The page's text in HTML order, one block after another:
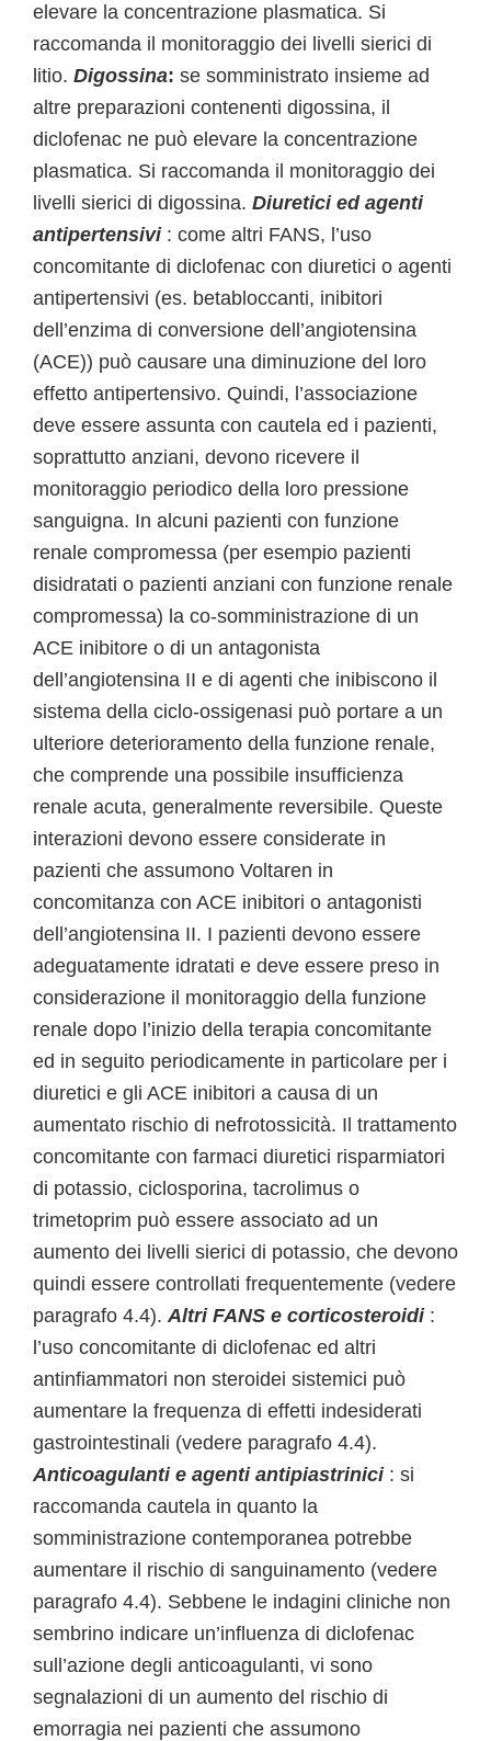
elevare la concentrazione plasmatica. Si
raccomanda il monitoraggio dei livelli sierici di
litio. Digossina: se somministrato insieme ad
altre preparazioni contenenti digossina, il
diclofenac ne può elevare la concentrazione
plasmatica. Si raccomanda il monitoraggio dei
livelli sierici di digossina. Diuretici ed agenti
antipertensivi : come altri FANS, l’uso
concomitante di diclofenac con diuretici o agenti
antipertensivi (es. betabloccanti, inibitori
dell’enzima di conversione dell’angiotensina
(ACE)) può causare una diminuzione del loro
effetto antipertensivo. Quindi, l’associazione
deve essere assunta con cautela ed i pazienti,
soprattutto anziani, devono ricevere il
monitoraggio periodico della loro pressione
sanguigna. In alcuni pazienti con funzione
renale compromessa (per esempio pazienti
disidratati o pazienti anziani con funzione renale
compromessa) la co-somministrazione di un
ACE inibitore o di un antagonista
dell’angiotensina II e di agenti che inibiscono il
sistema della ciclo-ossigenasi può portare a un
ulteriore deterioramento della funzione renale,
che comprende una possibile insufficienza
renale acuta, generalmente reversibile. Queste
interazioni devono essere considerate in
pazienti che assumono Voltaren in
concomitanza con ACE inibitori o antagonisti
dell’angiotensina II. I pazienti devono essere
adeguatamente idratati e deve essere preso in
considerazione il monitoraggio della funzione
renale dopo l’inizio della terapia concomitante
ed in seguito periodicamente in particolare per i
diuretici e gli ACE inibitori a causa di un
aumentato rischio di nefrotossicità. Il trattamento
concomitante con farmaci diuretici risparmiatori
di potassio, ciclosporina, tacrolimus o
trimetoprim può essere associato ad un
aumento dei livelli sierici di potassio, che devono
quindi essere controllati frequentemente (vedere
paragrafo 4.4).Altri FANS e corticosteroidi :
l’uso concomitante di diclofenac ed altri
antinfiammatori non steroidei sistemici può
aumentare la frequenza di effetti indesiderati
gastrointestinali (vedere paragrafo 4.4).
Anticoagulanti e agenti antipiastrinici : si
raccomanda cautela in quanto la
somministrazione contemporanea potrebbe
aumentare il rischio di sanguinamento (vedere
paragrafo 4.4). Sebbene le indagini cliniche non
sembrino indicare un’influenza di diclofenac
sull’azione degli anticoagulanti, vi sono
segnalazioni di un aumento del rischio di
emorragia nei pazienti che assumono